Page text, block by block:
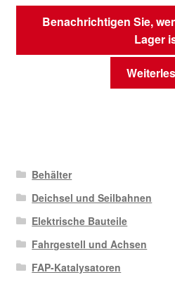
Benachrichtigen Sie,
Lager
Behälter
Deichsel und Seilbahnen
Elektrische Bauteile
Fahrgestell und Achsen
FAP-Katalysatoren